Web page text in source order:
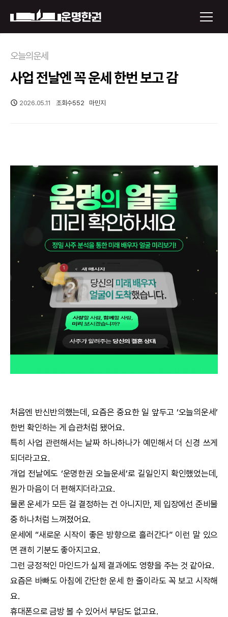
운명한권 보기
미래 배우자 얼굴
신년운세
토정비결
오늘의 운세
택일
수리사주
문의사항
회원가입
오늘의운세
사업 전날엔 꼭 운세 한번 보고 감
2026.05.11 조회수552 마민지
처음엔 반신반의했는데, 요즘은 중요한 일 앞두고 ‘오늘의운세’
한번 확인하는 게 습관처럼 됐어요.
특히 사업 관련해서는 날짜 하나하나가 예민해서 더 신경 쓰게
되더라고요.
개업 전날에도 ‘운명한권 오늘운세’로 길일인지 확인했었는데,
뭔가 마음이 더 편해지더라고요.
물론 운세가 모든 걸 결정하는 건 아니지만, 제 입장에선 준비물
중 하나처럼 느껴졌어요.
운세에 “새로운 시작이 좋은 방향으로 흘러간다” 이런 말 있으
면 괜히 기분도 좋아지고요.
그런 긍정적인 마인드가 실제 결과에도 영향을 주는 것 같아요.
요즘은 바빠도 아침에 간단한 운세 한 줄이라도 꼭 보고 시작해
요.
휴대폰으로 금방 볼 수 있어서 부담도 없고요.